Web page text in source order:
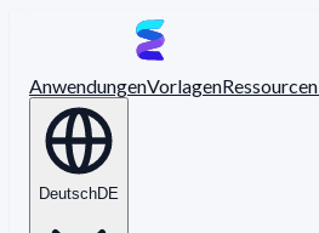
AnwendungenVorlagenRessourcen
DeutschDE